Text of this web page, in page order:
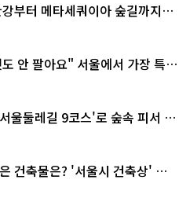
부터 메타세쿼이아 숲길까지…
안 팔아요" 서울에서 가장 특별
울둘레길 9코스'로 숲속 피서 떠
건축물은? '서울시 건축상' 수